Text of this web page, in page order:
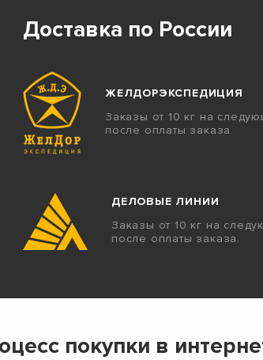
Доставка по России
ЖЕЛДОРЭКСПЕДИЦИЯ
Заказы от 10 кг на
после оплаты заказа.
ДЕЛОВЫЕ ЛИНИИ
Заказы от 10 кг на
после оплаты заказа.
покупки в